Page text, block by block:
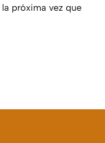
próxima vez que